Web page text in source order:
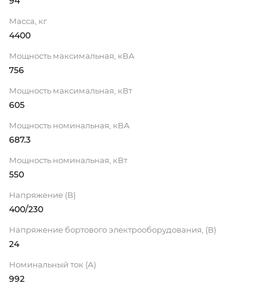
Масса, кг
4400
Мощность максимальная, кВА
756
Мощность максимальная, кВт
605
Мощность номинальная, кВА
687.3
Мощность номинальная, кВт
550
Напряжение (В)
400/230
Напряжение бортового электрооборудования, (В)
24
Номинальный ток (А)
992